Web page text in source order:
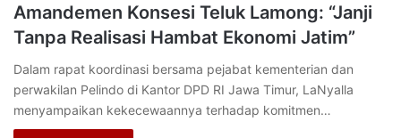
Amandemen Konsesi Teluk Lamong: “Janji
Tanpa Realisasi Hambat Ekonomi Jatim”
Dalam rapat koordinasi bersama pejabat kementerian dan
perwakilan Pelindo di Kantor DPD RI Jawa Timur, LaNyalla
menyampaikan kekecewaannya terhadap komitmen…